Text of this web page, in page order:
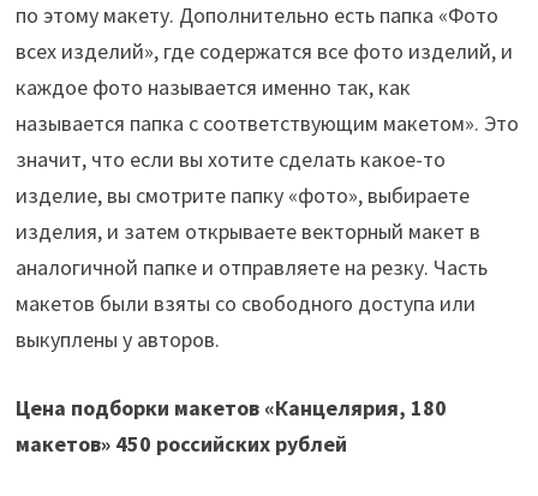
по этому макету. Дополнительно есть папка «Фото
всех изделий», где содержатся все фото изделий, и
каждое фото называется именно так, как
называется папка с соответствующим макетом». Это
значит, что если вы хотите сделать какое-то
изделие, вы смотрите папку «фото», выбираете
изделия, и затем открываете векторный макет в
аналогичной папке и отправляете на резку. Часть
макетов были взяты со свободного доступа или
выкуплены у авторов.
Цена подборки макетов «Канцелярия, 180
макетов» 450 российских рублей